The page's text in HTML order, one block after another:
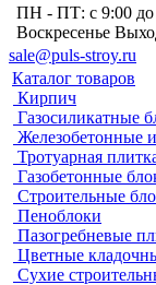
ПН - ПТ: с 9:00 до
Воскресенье
sale@puls-stroy.ru
Каталог товаров
Кирпич
Газосиликатные
Железобетонные
Тротуарная
Газобетонные
Строительные
Пеноблоки
Пазогребневые
Цветные
Сухие